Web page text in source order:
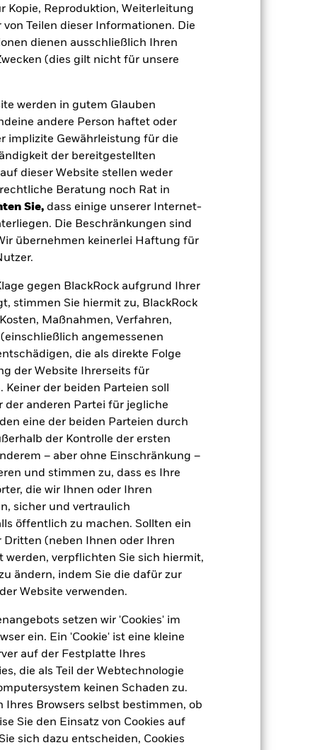
Kopie, Reproduktion, Weiterleitung
Teilen dieser Informationen. Die
dienen ausschließlich Ihren
(dies gilt nicht für unsere
werden in gutem Glauben
andere Person haftet oder
implizite Gewährleistung für die
der bereitgestellten
dieser Website stellen weder
Beratung noch Rat in
Sie,dass einige unserer Internet-
Die Beschränkungen sind
übernehmen keinerlei Haftung für
gegen BlackRock aufgrund Ihrer
stimmen Sie hiermit zu, BlackRock
Maßnahmen, Verfahren,
angemessenen
die als direkte Folge
der Website Ihrerseits für
der beiden Parteien soll
anderen Partei für jegliche
eine der beiden Parteien durch
der Kontrolle der ersten
– aber ohne Einschränkung –
und stimmen zu, dass es Ihre
die wir Ihnen oder Ihren
sicher und vertraulich
öffentlich zu machen. Sollten ein
Dritten (neben Ihnen oder Ihren
verpflichten Sie sich hiermit,
ändern, indem Sie die dafür zur
Website verwenden.
setzen wir 'Cookies' im
ein. Ein 'Cookie' ist eine kleine
auf der Festplatte Ihres
die als Teil der Webtechnologie
keinen Schaden zu.
Browsers selbst bestimmen, ob
Sie den Einsatz von Cookies auf
sich dazu entscheiden, Cookies
Wert der zugrunde liegenden
bei den Vermögenswerten, auf
werden.Derivate können
Verlusten und Gewinnen erhöhen.
sein, wenn Derivate in großem
auszuschließen,
Dies kann, verglichen mit
anbieten oder als
den Fonds führen.
aus oder zahlt Kapital nicht zurück.
leicht zu verkaufen oder zu kaufen.
USD
Multi-Asset
Artikel 8
2,77%
USD 5 000,00
Thesaurierend
USD Moderate Allocation
täglich, berechnet auf Basis von
Terminpreisen
BRXY290
-
2,59
1,66